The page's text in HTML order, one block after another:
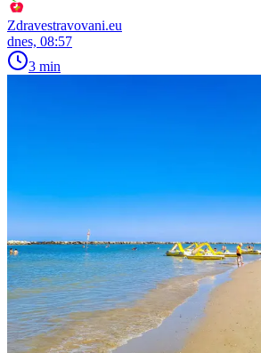
Zdravestravovani.eu
dnes, 08:57
3 min